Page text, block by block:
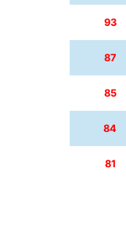
93
87
85
84
81